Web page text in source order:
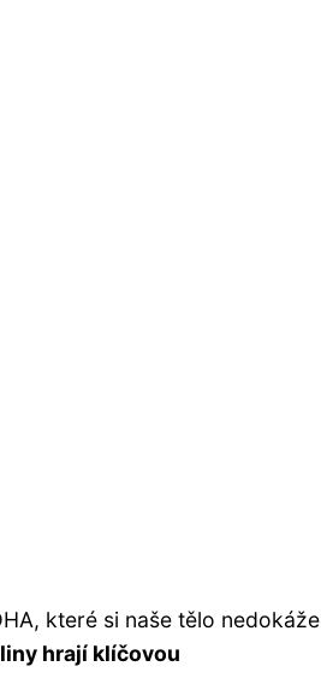
které si naše tělo nedokáže
hrají klíčovou